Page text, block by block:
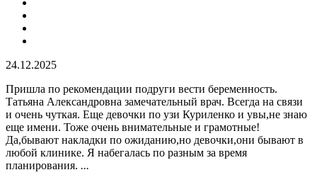
24.12.2025
Пришла по рекомендации подруги вести беременность.
Татьяна Александровна замечательный врач. Всегда на связи
и очень чуткая. Еще девочки по узи Куриленко и увы,не знаю
еще имени. Тоже очень внимательные и грамотные!
Да,бывают накладки по ожиданию,но девочки,они бывают в
любой клинике. Я набегалась по разным за время
планирования. ...